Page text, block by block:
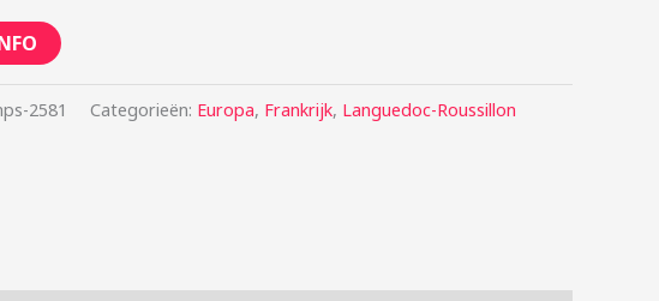
2581 Categorieën: Europa, Frankrijk, Languedoc-Roussillon